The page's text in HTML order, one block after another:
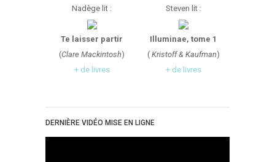
Nadège lit :
Te laisser partir
(Clare Mackintosh)
+ de livres
Steven lit :
Illuminae, tome 1
(Kristoff & Kaufman)
+ de livres
DERNIÈRE VIDÉO MISE EN LIGNE